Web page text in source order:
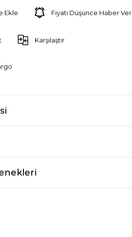
Fiyatı Düşünce Haber Ver
Karşılaştır